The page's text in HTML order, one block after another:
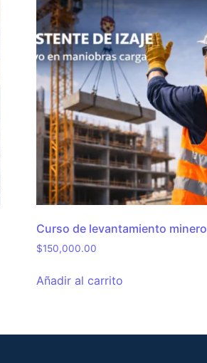
Curso de levantamiento minero
$150,000.00
Añadir al carrito